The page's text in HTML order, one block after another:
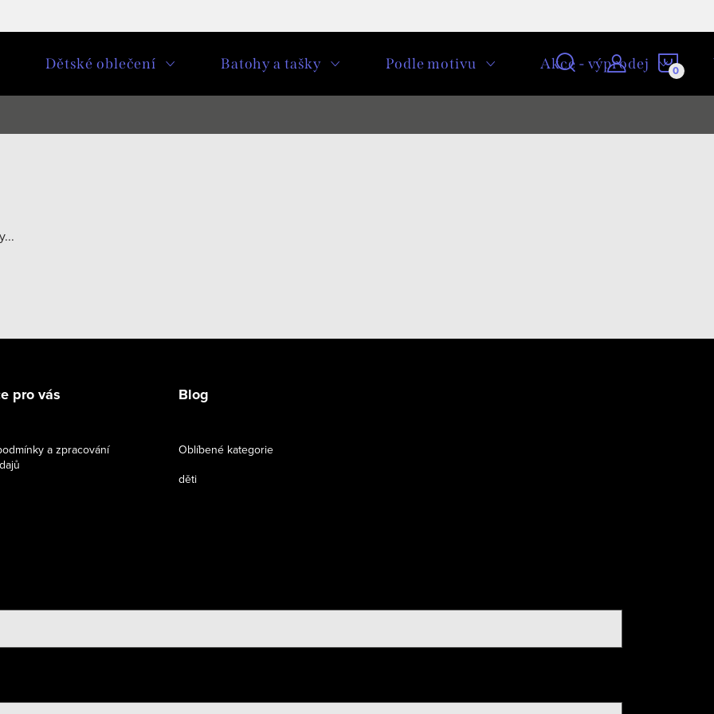
Dětské oblečení Batohy a tašky Podle motivu Akce - výprodej
pro vás
a zpracování
Blog
Oblíbené kategorie
děti